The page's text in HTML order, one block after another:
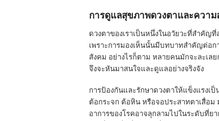
การดูแลสุขภาพดวงตาและควา
ดวงตาของเราเป็นหนึ่งในอวัยวะที่สำคัญ
เพราะการมองเห็นนั้นมีบทบาทสำคัญต่อก
สังคม อย่างไรก็ตาม หลายคนมักจะละเล
จึงจะหันมาสนใจและดูแลอย่างจริงจัง
การป้องกันและรักษาดวงตาให้แข็งแรงเ
ต้อกระจก ต้อหิน หรือจอประสาทตาเสื่อม
อาการของโรคอาจลุกลามไปในระดับที่